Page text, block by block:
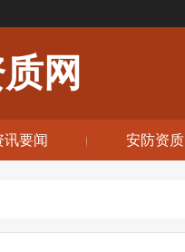
网
讯要闻 安防资质